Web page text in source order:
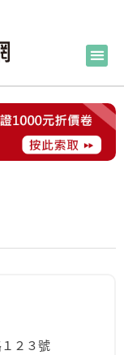
２３號